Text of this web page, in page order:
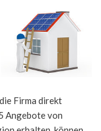
Firma direkt
Angebote von